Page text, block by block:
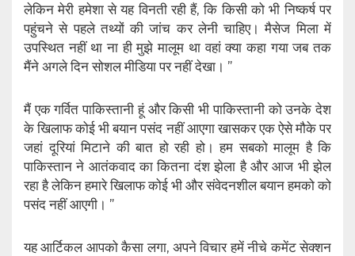
लेकिन मेरी हमेशा से यह विनती रही हैं, कि किसी को भी निष्कर्ष पर
पहुंचने से पहले तथ्यों की जांच कर लेनी चाहिए। मैसेज मिला में
उपस्थित नहीं था ना ही मुझे मालूम था वहां क्या कहा गया जब तक
मैंने अगले दिन सोशल मीडिया पर नहीं देखा। ”
मैं एक गर्वित पाकिस्तानी हूं और किसी भी पाकिस्तानी को उनके देश
के खिलाफ कोई भी बयान पसंद नहीं आएगा खासकर एक ऐसे मौके पर
जहां दूरियां मिटाने की बात हो रही हो। हम सबको मालूम है कि
पाकिस्तान ने आतंकवाद का कितना दंश झेला है और आज भी झेल
रहा है लेकिन हमारे खिलाफ कोई भी और संवेदनशील बयान हमको को
पसंद नहीं आएगी। ”
यह आर्टिकल आपको कैसा लगा, अपने विचार हमें नीचे कमेंट सेक्शन